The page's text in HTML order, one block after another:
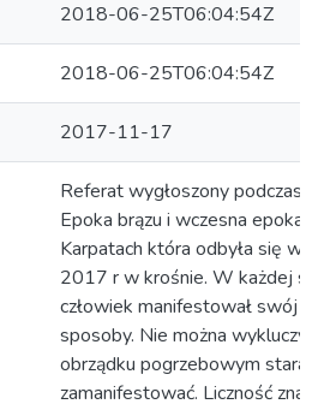
2018-06-25T06:04:54Z
2018-06-25T06:04:54Z
2017-11-17
Referat wygłoszony podczas
Epoka brązu i wczesna epoka
Karpatach która odbyła się w
2017 r w krośnie. W każdej
człowiek manifestował swój
sposoby. Nie można
obrządku pogrzebowym
zamanifestować. Liczność